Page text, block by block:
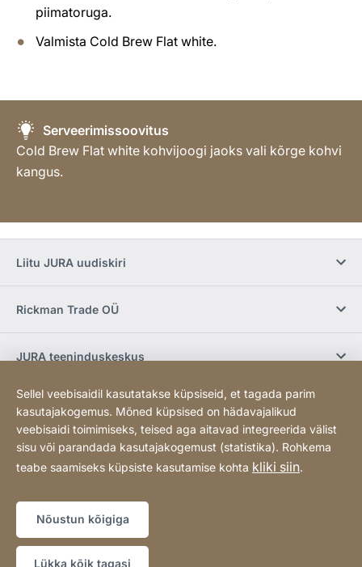
piimatoruga.
Valmista Cold Brew Flat white.
Serveerimissoovitus
Cold Brew Flat white kohvijoogi jaoks vali kõrge kohvi
kangus.
Liitu JURA uudiskiri
Rickman Trade OÜ
JURA teeninduskeskus
E-pood / Tingimused
Sotsiaalmeedia
Koduleht
[Website
information]
Sisukaart
Copyright © 2026
Sellel veebisaidil kasutatakse küpsiseid, et tagada parim
kasutajakogemus. Mõned küpsised on hädavajalikud
veebisaidi toimimiseks, teised aga aitavad integreerida välist
sisu või parandada kasutajakogemust (statistika). Rohkema
teabe saamiseks küpsiste kasutamise kohta kliki siin.
Nõustun kõigiga
Lükka kõik tagasi